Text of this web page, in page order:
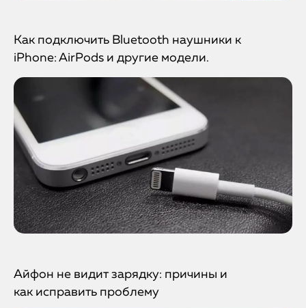
Как подключить Bluetooth наушники к
iPhone: AirPods и другие модели.
Айфон не видит зарядку: причины и
как исправить проблему